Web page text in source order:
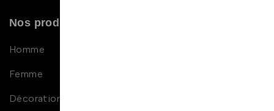
Nos produits
Homme
Femme
Décoration africaine